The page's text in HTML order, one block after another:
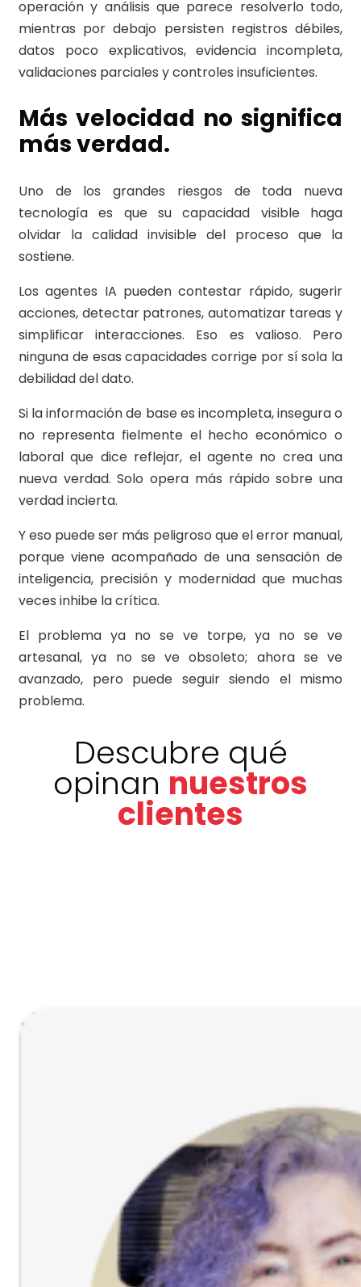
operación y análisis que parece resolverlo todo,
mientras por debajo persisten registros débiles,
datos poco explicativos, evidencia incompleta,
validaciones parciales y controles insuficientes.
Más velocidad no significa
más verdad.
Uno de los grandes riesgos de toda nueva
tecnología es que su capacidad visible haga
olvidar la calidad invisible del proceso que la
sostiene.
Los agentes IA pueden contestar rápido, sugerir
acciones, detectar patrones, automatizar tareas y
simplificar interacciones. Eso es valioso. Pero
ninguna de esas capacidades corrige por sí sola la
debilidad del dato.
Si la información de base es incompleta, insegura o
no representa fielmente el hecho económico o
laboral que dice reflejar, el agente no crea una
nueva verdad. Solo opera más rápido sobre una
verdad incierta.
Y eso puede ser más peligroso que el error manual,
porque viene acompañado de una sensación de
inteligencia, precisión y modernidad que muchas
veces inhibe la crítica.
El problema ya no se ve torpe, ya no se ve
artesanal, ya no se ve obsoleto; ahora se ve
avanzado, pero puede seguir siendo el mismo
problema.
Descubre qué
opinan nuestros
clientes